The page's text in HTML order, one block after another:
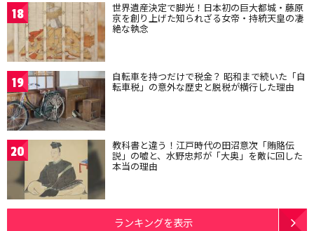
18 世界遺産決定で脚光！日本初の巨大都城・藤原
京を創り上げた知られざる女帝・持統天皇の凄
絶な執念
19 自転車を持つだけで税金？ 昭和まで続いた「自
転車税」の意外な歴史と脱税が横行した理由
20 教科書と違う！江戸時代の田沼意次「賄賂伝
説」の嘘と、水野忠邦が「大奥」を敵に回した
本当の理由
ランキングを表示